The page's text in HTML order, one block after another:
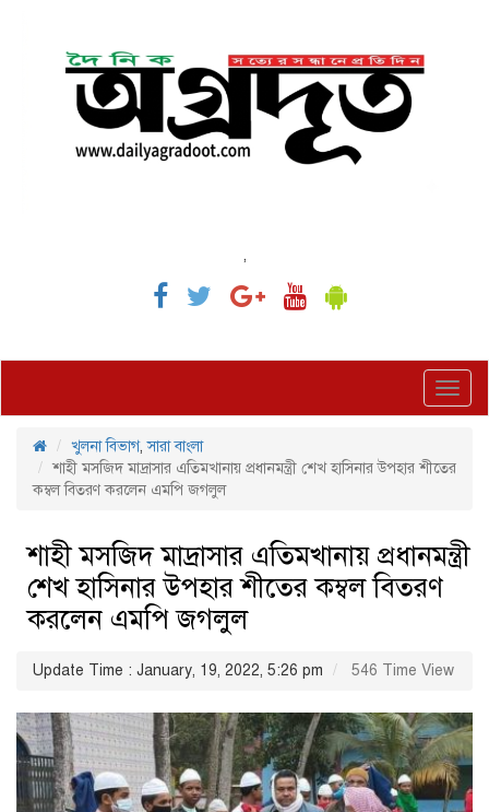
,
খুলনা বিভাগ,সারা বাংলা
শাহী মসজিদ মাদ্রাসার এতিমখানায় প্রধানমন্ত্রী শেখ হাসিনার উপহার শীতের
কম্বল বিতরণ করলেন এমপি জগলুল
শাহী মসজিদ মাদ্রাসার এতিমখানায় প্রধানমন্ত্রী
শেখ হাসিনার উপহার শীতের কম্বল বিতরণ
করলেন এমপি জগলুল
Update Time : January, 19, 2022, 5:26 pm 546 Time View